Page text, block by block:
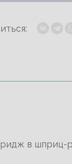
в шприц-